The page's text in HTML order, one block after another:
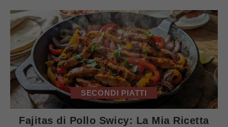
SECONDI PIATTI
Fajitas di Pollo Swicy: La Mia Ricetta